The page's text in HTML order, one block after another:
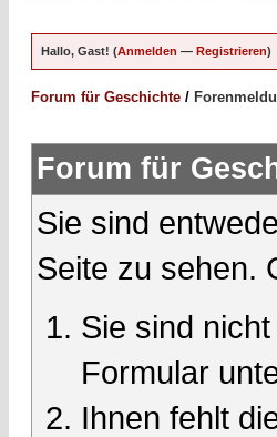
Hallo, Gast! (Anmelden — Registrieren)
Forum für Geschichte /
Forum für
Sie sind
Seite zu sehen.
Sie sind
Formular
Ihnen fehlt